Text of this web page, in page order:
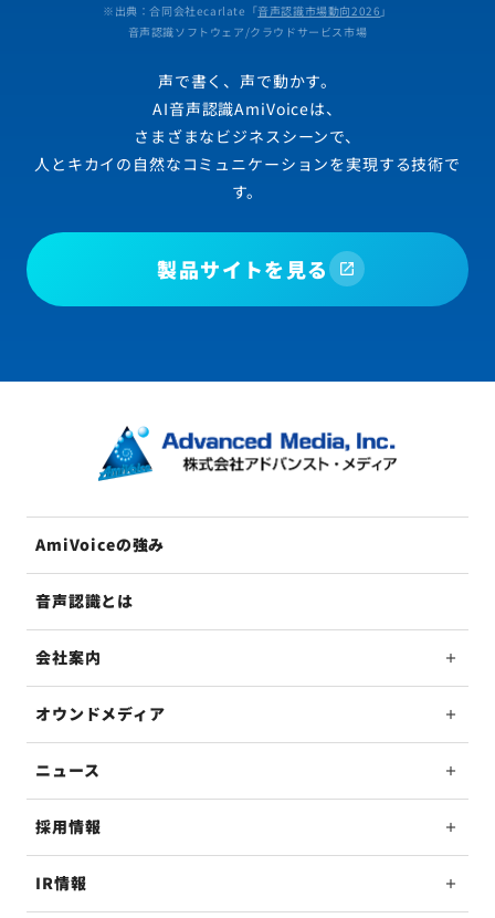
※出典：合同会社ecarlate「音声認識市場動向2026 」
音声認識ソフトウェア/クラウドサービス市場
声で書く、声で動かす。
AI音声認識AmiVoiceは、
さまざまなビジネスシーンで、
人とキカイの自然なコミュニケーションを実現する技術で
す。
製品サイトを見る
AmiVoiceの強み
音声認識とは
会社案内
オウンドメディア
ニュース
採用情報
IR情報